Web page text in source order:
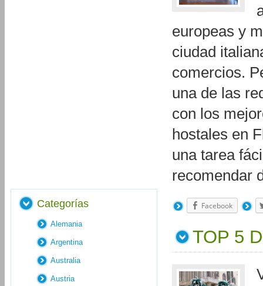
europeas y
ciudad
comercios.
una de las
con los
hostales en
una tarea
recomendar
Facebook
TOP 5
Categorías
Alemania
Argentina
Australia
Austria